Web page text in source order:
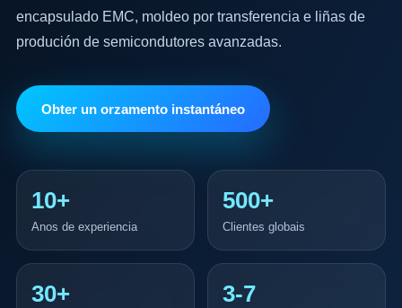
encapsulado EMC, moldeo por transferencia e liñas de
produción de semicondutores avanzadas.
Obter un orzamento instantáneo
10+
Anos de experiencia
500+
Clientes globais
30+ 3-7